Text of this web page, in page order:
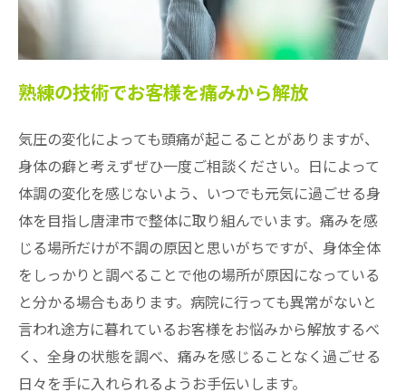
熟練の技術でお客様を痛みから解放
気圧の変化によっても頭痛が起こることがありますが、
身体の癖と考えずぜひ一度ご相談ください。日によって
体調の変化を感じないよう、いつでも元気に過ごせる身
体を目指し唐津市で整体に取り組んでいます。痛みを感
じる場所だけが不調の原因と思いがちですが、身体全体
をしっかりと調べることで他の場所が原因になっている
と分かる場合もあります。病院に行っても異常がないと
言われ途方に暮れているお客様をお悩みから解放するべ
く、全身の状態を調べ、痛みを感じることなく過ごせる
日々を手に入れられるようお手伝いします。